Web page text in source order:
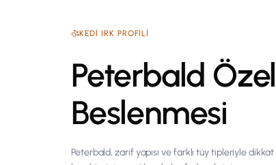
KEDI IRK PROFILI
Peterbald
Beslenmesi
Peterbald, zarif yapısı ve farklı tüy tipleriyle